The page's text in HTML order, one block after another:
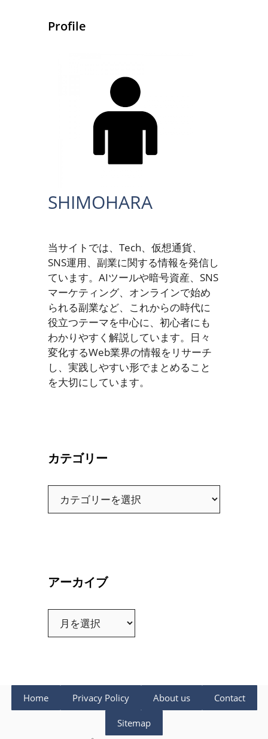
Profile
SHIMOHARA
当サイトでは、Tech、仮想通貨、
SNS運用、副業に関する情報を発信し
ています。AIツールや暗号資産、SNS
マーケティング、オンラインで始め
られる副業など、これからの時代に
役立つテーマを中心に、初心者にも
わかりやすく解説しています。日々
変化するWeb業界の情報をリサーチ
し、実践しやすい形でまとめること
を大切にしています。
カテゴリー
アーカイブ
Home Privacy Policy About us Contact
Sitemap